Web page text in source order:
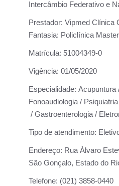
Intercâmbio Federativo e
Prestador: Vipmed Clínica
Fantasia: Policlínica
Matrícula: 51004349-0
Vigência: 01/05/2020
Especialidade: Acupuntura
Fonoaudiologia /
/ Gastroenterologia /
Tipo de atendimento:
Endereço: Rua Àlvaro
São Gonçalo, Estado do
Telefone: (021) 3858-0440